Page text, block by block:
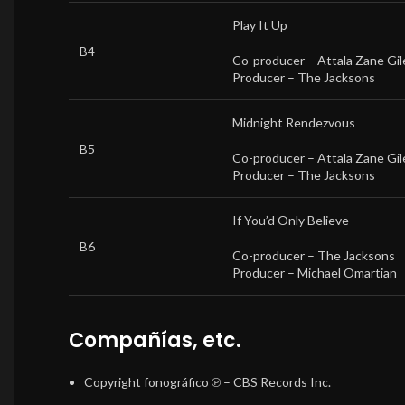
B4
Play It Up
Co-producer – Attala Zane
Producer – The Jacksons
B5
Midnight Rendezvous
Co-producer – Attala Zane
Producer – The Jacksons
B6
If You’d Only Believe
Co-producer – The Jacksons
Producer – Michael Omartian
Compañías, etc.
Copyright fonográfico ℗ – CBS Records Inc.